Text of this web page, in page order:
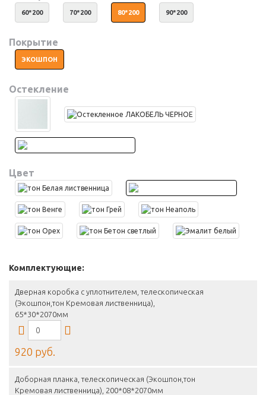
60*200 70*200 80*200 90*200
Покрытие
ЭКОШПОН
Остекление
Цвет
Комплектующие:
Дверная коробка с уплотнителем, телескопическая
(Экошпон,тон Кремовая лиственница),
65*30*2070мм
920 руб.
Доборная планка, телескопическая (Экошпон,тон
Кремовая лиственница), 200*08*2070мм